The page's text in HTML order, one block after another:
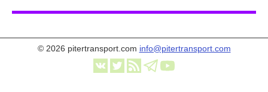
© 2026 pitertransport.com info@pitertransport.com